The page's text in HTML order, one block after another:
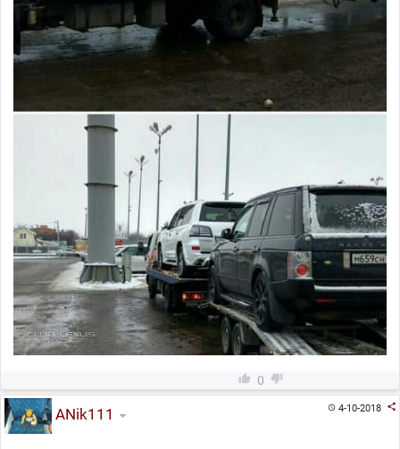
 0 
4-10-2018 
ANik111